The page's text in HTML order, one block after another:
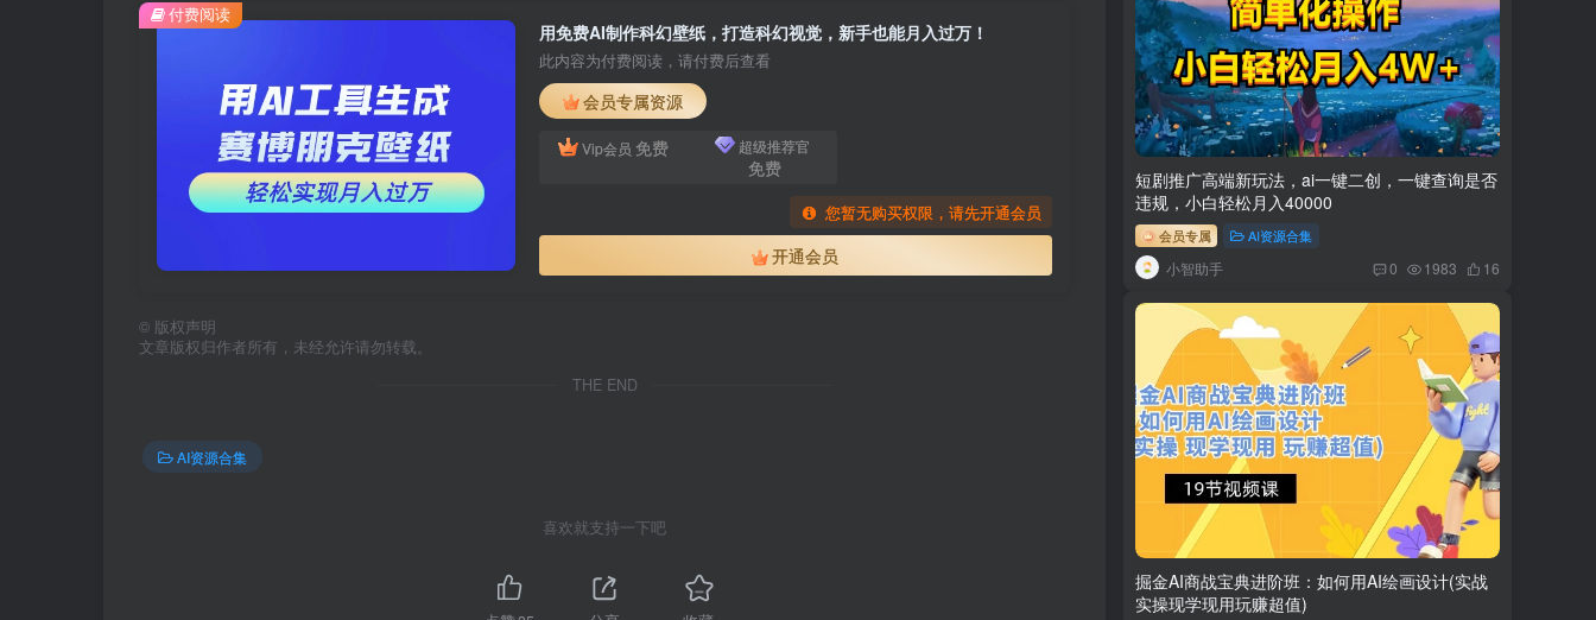
用免费AI制作科幻壁纸，打造科幻视觉，新手也能月入过万！
此内容为付费阅读，请付费后查看
会员专属资源
Vip会员 免费 超级推荐官
免费
您暂无购买权限，请先开通会员
开通会员
付费阅读
© 版权声明
文章版权归作者所有，未经允许请勿转载。
THE END
AI资源合集
喜欢就支持一下吧
短剧推广高端新玩法，ai一键二创，一键查询是否
违规，小白轻松月入40000
会员专属 AI资源合集
小智助手 0 1983 16
掘金AI商战宝典进阶班：如何用AI绘画设计(实战
实操现学现用玩赚超值)